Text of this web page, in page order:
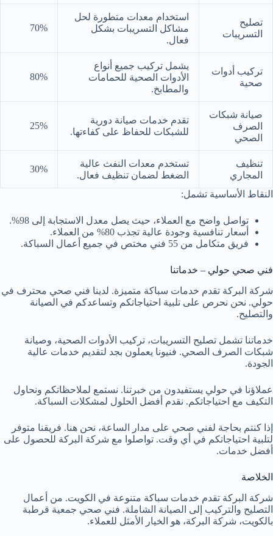
تصليح
التسريبات
استخدام معدات متطورة لحل
مشاكل التسريبات بشكل
فعال.
70%
تركيب أدوات
صحية
يشمل تركيب جميع أنواع
الأدوات الصحية للحمامات
والمطابخ.
80%
صيانة شبكات
الصرف
الصحي
تقدم خدمات صيانة دورية
للشبكات للحفاظ على كفاءتها.
25%
تنظيف
المجاري
تستخدم معدات النفث عالية
الضغط لضمان تنظيف فعال.
30%
النقاط الأساسية تشمل:
تواصل واضح مع العملاء، حيث يصل معدل الاستجابة إلى 98%.
أسعار تنافسية وجودة عالية تجذب 80% من العملاء.
فريق متكامل من 55 فني مختص في جميع أعمال السباكة.
فني صحي حولي – خدماتنا
شركة البركة تقدم خدمات سباكة متميزة. لدينا فني صحي محترف في
حولي. نحن نحرص على تلبية احتياجاتكم وتساعدكم في الصيانة
والتصليح.
خدماتنا تشمل تصليح التسريبات، تركيب الأدوات الصحية، وصيانة
شبكات الصرف الصحي. فنيونا يعملون بجد لتقديم خدمات عالية
الجودة.
عملاؤنا في حولي يستفيدون من خبرتنا. نستمع لملاحظاتكم ونحاول
التكيف مع احتياجاتكم. نقدم أفضل الحلول لمشكلات السباكة.
إذا كنتم بحاجة لفني صحي على مدار الساعة، نحن هنا. فريقنا متوفر
لتلبية احتياجاتكم في أي وقت. تواصلوا مع شركة البركة للحصول على
أفضل خدمات.
الخلاصة
شركة البركة تقدم خدمات سباكة متنوعة في الكويت. من أعمال
التصليح والتركيب إلى الصيانة الشاملة. فني صحي جمعية قرطبة
بالكويت، شركة البركة، هو الخيار الأمثل للعملاء.